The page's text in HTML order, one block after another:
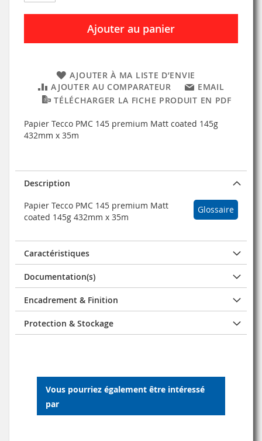
Ajouter au panier
AJOUTER À MA LISTE D’ENVIE
AJOUTER AU COMPARATEUR
EMAIL
TÉLÉCHARGER LA FICHE PRODUIT EN PDF
Papier Tecco PMC 145 premium Matt coated 145g
432mm x 35m
Description
Glossaire
Papier Tecco PMC 145 premium Matt
coated 145g 432mm x 35m
Caractéristiques
Documentation(s)
Encadrement & Finition
Protection & Stockage
Vous pourriez également être intéressé
par